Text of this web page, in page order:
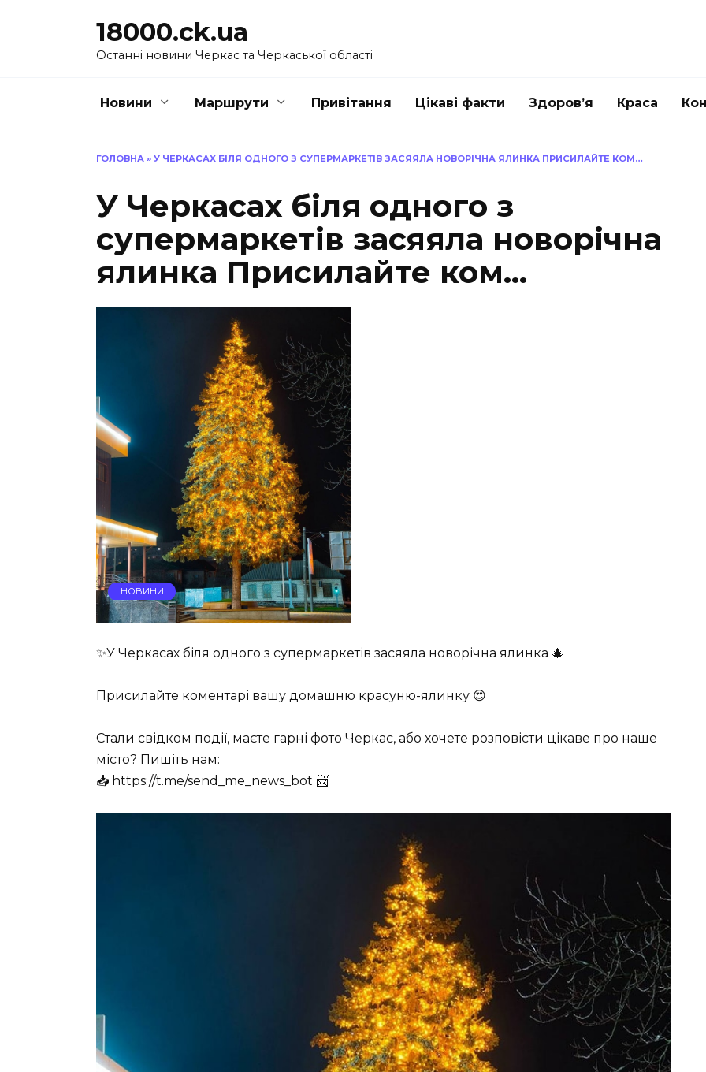
18000.ck.ua
Останні новини Черкас та Черкаської області
Новини Маршрути Привітання Цікаві факти Здоров’я Краса
ГОЛОВНА » У ЧЕРКАСАХ БІЛЯ ОДНОГО З СУПЕРМАРКЕТІВ ЗАСЯЯЛА НОВОРІЧНА ЯЛИНКА ПРИСИЛАЙТЕ КОМ…
У Черкасах біля одного з
супермаркетів засяяла новорічна
ялинка Присилайте ком…
НОВИНИ
✨У Черкасах біля одного з супермаркетів засяяла новорічна ялинка 🎄
Присилайте коментарі вашу домашню красуню-ялинку 😍
Стали свідком події, маєте гарні фото Черкас, або хочете розповісти цікаве про наше
місто? Пишіть нам:
📥 https://t.me/send_me_news_bot 📨